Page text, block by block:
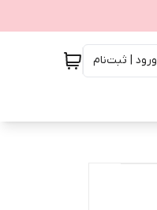
ورود | ثبت‌نام